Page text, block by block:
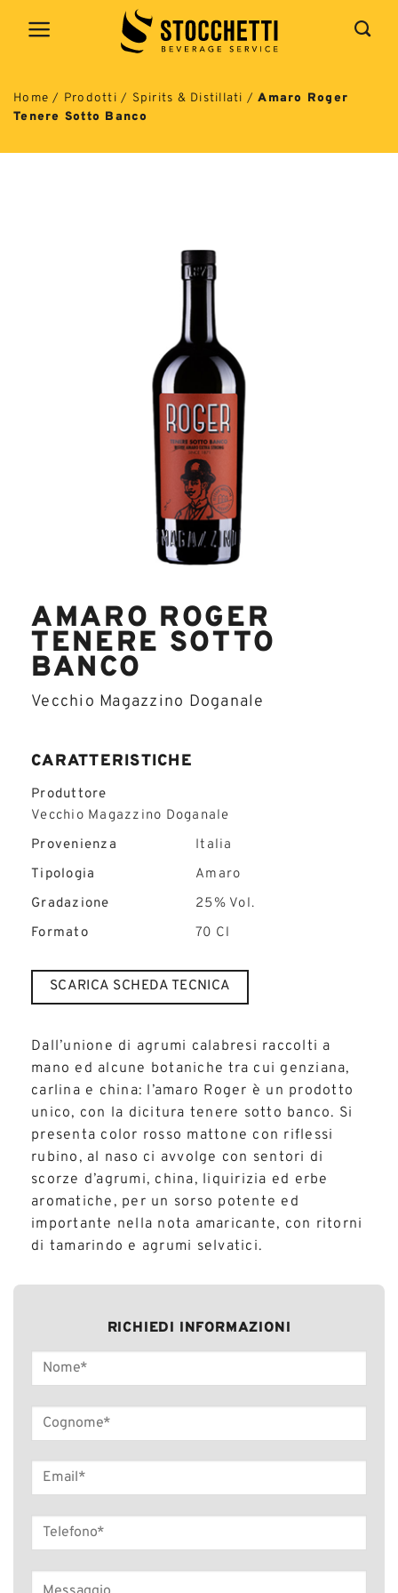
Home / Prodotti / Spirits & Distillati /Amaro Roger
Tenere Sotto Banco
AMARO ROGER
TENERE SOTTO
BANCO
Vecchio Magazzino Doganale
CARATTERISTICHE
Produttore
Vecchio Magazzino Doganale
Provenienza
Italia
Tipologia
Amaro
Gradazione
25% Vol.
Formato
70 Cl
SCARICA SCHEDA TECNICA
Dall’unione di agrumi calabresi raccolti a
mano ed alcune botaniche tra cui genziana,
carlina e china: l’amaro Roger è un prodotto
unico, con la dicitura tenere sotto banco. Si
presenta color rosso mattone con riflessi
rubino, al naso ci avvolge con sentori di
scorze d’agrumi, china, liquirizia ed erbe
aromatiche, per un sorso potente ed
importante nella nota amaricante, con ritorni
di tamarindo e agrumi selvatici.
RICHIEDI INFORMAZIONI